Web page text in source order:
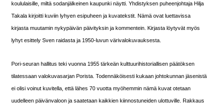
koululaisille, miltä sodanjälkeinen kaupunki näytti. Yhdistyksen puheenjohtaja Hilja
Takala kirjoitti kuviin lyhyen esipuheen ja kuvatekstit. Nämä ovat luettavissa
kirjasta muutamin nykypäivän päivityksin ja kommentein. Kirjasta löytyvät myös
lyhyt esittely Sven raidasta ja 1950-luvun värivalokuvauksesta.
Pori-seuran hallitus teki vuonna 1955 tärkeän kulttuurihistoriallisen päätöksen
tilatessaan valokuvasarjan Porista. Todennäköisesti kukaan johtokunnan jäsenistä
ei olisi voinut kuvitella, että lähes 70 vuotta myöhemmin nämä kuvat otetaan
uudelleen päivänvaloon ja saatetaan kaikkien kiinnostuneiden ulottuville. Rakkaus